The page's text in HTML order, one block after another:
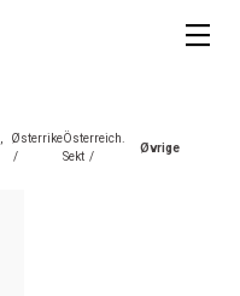
Østerrike
/
Österreich.
Sekt /
Øvrige